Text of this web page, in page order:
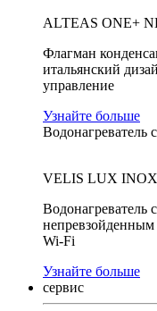
ALTEAS ONE+
Флагман
итальянский
управление
Узнайте больше
Водонагреватель
VELIS LUX
Водонагреватель
Wi-Fi
Узнайте больше
сервис